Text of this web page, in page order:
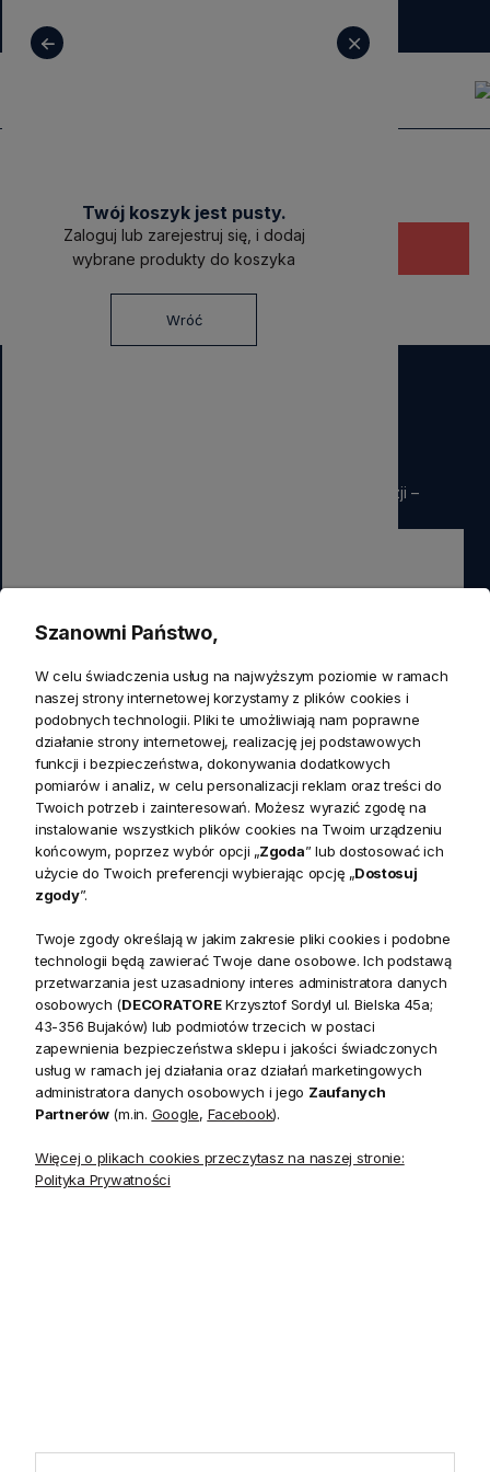
sklep@decoratore.pl
Twój koszyk jest pusty.
Zaloguj lub zarejestruj się, i dodaj
wybrane produkty do koszyka
Wróć
Ten produkt jest niedostępny.
na pierwsze zamówienie. Nie przegap okazji –
Zapisz się
przez nas swoich danych w celach marketingowych.
KONTAKT
Realizacja zamówień
+ 48 721 772 234
Doradztwo produktowe
+ 48 531 771 366
Biuro
+ 48 723 600 621
Reklamacje | Zwroty
sklep@decoratore.pl
Showroom
ul. Bielska 45a,
43-356 Bujaków
W okresie wakacyjnym od
20 czerwca do 31 sierpnia
2026 r. showroom będzie
zamknięty w soboty. W dni
robocze showroom
pozostaje otwarty bez
POLECANE KATEGORIE
Szanowni Państwo,
W celu świadczenia usług na najwyższym poziomie w ramach
naszej strony internetowej korzystamy z plików cookies i
podobnych technologii. Pliki te umożliwiają nam poprawne
działanie strony internetowej, realizację jej podstawowych
funkcji i bezpieczeństwa, dokonywania dodatkowych
pomiarów i analiz, w celu personalizacji reklam oraz treści do
Twoich potrzeb i zainteresowań. Możesz wyrazić zgodę na
instalowanie wszystkich plików cookies na Twoim urządzeniu
końcowym, poprzez wybór opcji „Zgoda” lub dostosować ich
użycie do Twoich preferencji wybierając opcję „Dostosuj
zgody”.
Twoje zgody określają w jakim zakresie pliki cookies i podobne
technologii będą zawierać Twoje dane osobowe. Ich podstawą
przetwarzania jest uzasadniony interes administratora danych
osobowych (DECORATOREKrzysztof Sordyl ul. Bielska 45a;
43-356 Bujaków) lub podmiotów trzecich w postaci
zapewnienia bezpieczeństwa sklepu i jakości świadczonych
usług w ramach jej działania oraz działań marketingowych
administratora danych osobowych i jego Zaufanych
Partnerów(m.in. Google, Facebook).
Więcej o plikach cookies przeczytasz na naszej stronie:
Polityka Prywatności